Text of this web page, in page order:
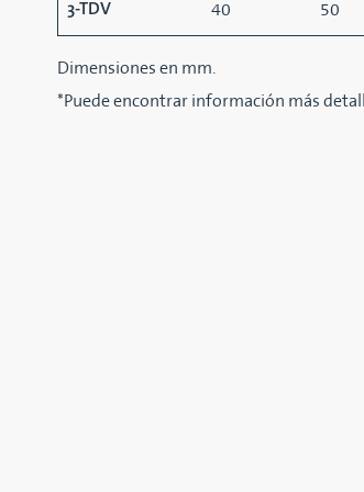
3-TDV 40 50
Dimensiones en mm.
*Puede encontrar información más